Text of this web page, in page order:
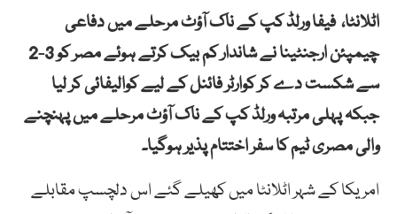
اٹلانٹا، فیفا ورلڈ کپ کے ناک آؤٹ مرحلے میں دفاعی
چیمپئن ارجنٹینا نے شاندار کم بیک کرتے ہوئے مصر کو 3-2
سے شکست دے کر کوارٹر فائنل کے لیے کوالیفائی کر لیا
جبکہ پہلی مرتبہ ورلڈ کپ کے ناک آؤٹ مرحلے میں پہنچنے
والی مصری ٹیم کا سفر اختتام پذیر ہوگیا۔
امریکا کے شہر اٹلانٹا میں کھیلے گئے اس دلچسپ مقابلے